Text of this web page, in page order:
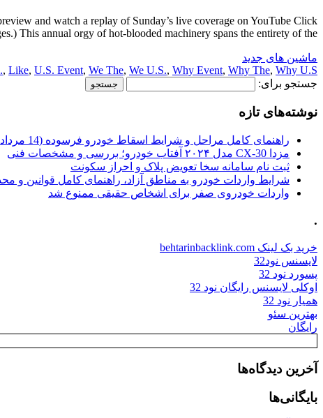
and watch a replay of Sunday’s live coverage on YouTube Click
This annual orgy of hot-blooded machinery spans the entirety of the […]
ماشین های جدید
, Like, U.S. Event, We The, We U.S., Why Event, Why The, Why U.S.
جستجو برای:
نوشته‌های تازه
راهنمای کامل مراحل و شرایط اسقاط خودرو فرسوده (14 مرداد 1405)
مزدا CX-30 مدل ۲۰۲۴ آفتاب خودرو؛ بررسی و مشخصات فنی
ثبت نام سامانه سخا تعویض پلاک و احراز سکونت
شرایط واردات خودرو به مناطق آزاد، راهنمای کامل قوانین و
واردات خودروی صفر برای اشخاص حقیقی ممنوع شد
.
خرید بک لینک behtarinbacklink.com
لایسنس نود32
پسورد نود 32
اوکلی لایسنس رایگان نود 32
همیار نود 32
بهترین سئو
رایگان
آخرین دیدگاه‌ها
بایگانی‌ها